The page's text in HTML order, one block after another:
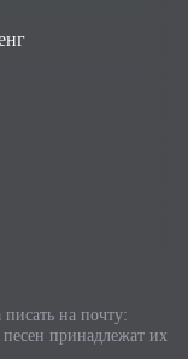
на почту:
принадлежат их